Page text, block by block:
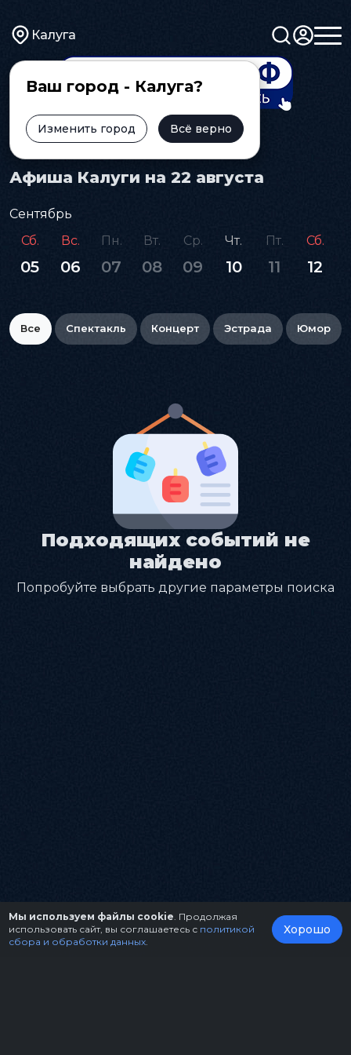
Калуга
Ваш город - Калуга?
Изменить город Всё верно
Главная Афиша
Афиша Калуги на 22 августа
Сентябрь
Сб.
05
Вс.
06
Пн.
07
Вт.
08
Ср.
09
Чт.
10
Пт.
11
Сб.
12
Все Спектакль Концерт Эстрада Юмор
Подходящих событий не
найдено
Попробуйте выбрать другие параметры поиска
Мы используем файлы cookie . Продолжая
использовать сайт, вы соглашаетесь с политикой
сбора и обработки данных
Хорошо